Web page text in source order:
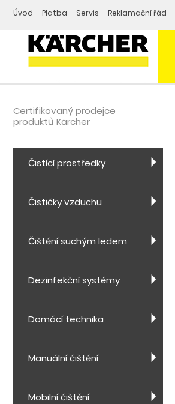
Úvod Platba Servis Reklamační řád
Certifikovaný prodejce
produktů Kärcher
Čistící prostředky
Čističky vzduchu
Čištění suchým ledem
Dezinfekční systémy
Domácí technika
Manuální čištění
Mobilní čištění